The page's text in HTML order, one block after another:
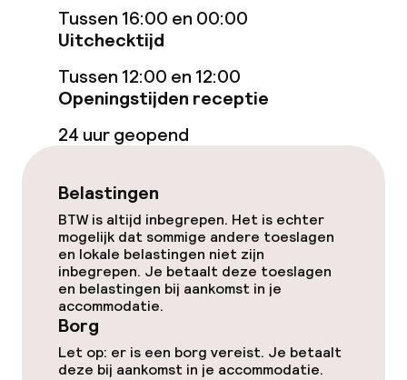
Diner à la carte
Dieetopties
Vegetarische opties
Schoonmaakvoorzieningen
Wasfaciliteiten (wasmachine)
Wasservice
Zakelijke faciliteiten
Tussen 16:00 en 00:00
Uitchecktijd
Tussen 12:00 en 12:00
Openingstijden receptie
24 uur geopend
Belastingen
BTW is altijd inbegrepen. Het is echter
mogelijk dat sommige andere toeslagen
en lokale belastingen niet zijn
inbegrepen. Je betaalt deze toeslagen
en belastingen bij aankomst in je
accommodatie.
Borg
Let op: er is een borg vereist. Je betaalt
deze bij aankomst in je accommodatie.